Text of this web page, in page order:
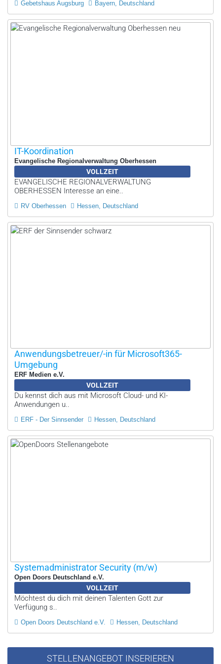
Gebetshaus Augsburg Bayern, Deutschland
IT-Koordination
Evangelische Regionalverwaltung Oberhessen
VOLLZEIT
EVANGELISCHE REGIONALVERWALTUNG
OBERHESSEN Interesse an eine..
RV Oberhessen Hessen, Deutschland
Anwendungsbetreuer/-in für Microsoft365-
Umgebung
ERF Medien e.V.
VOLLZEIT
Du kennst dich aus mit Microsoft Cloud- und KI-
Anwendungen u..
ERF - Der Sinnsender Hessen, Deutschland
Systemadministrator Security (m/w)
Open Doors Deutschland e.V.
VOLLZEIT
Möchtest du dich mit deinen Talenten Gott zur
Verfügung s..
Open Doors Deutschland e.V. Hessen, Deutschland
STELLENANGEBOT INSERIEREN